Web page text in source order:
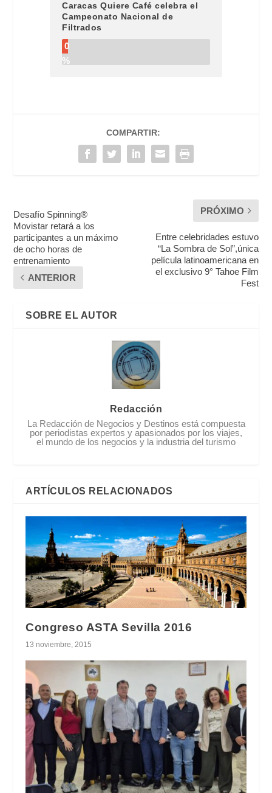
Caracas Quiere Café celebra el
Campeonato Nacional de
Filtrados
0
%
COMPARTIR:
Desafío Spinning®
Movistar retará a los
participantes a un máximo
de ocho horas de
entrenamiento
ANTERIOR
PRÓXIMO
Entre celebridades estuvo
“La Sombra de Sol”,única
película latinoamericana en
el exclusivo 9° Tahoe Film
Fest
SOBRE EL AUTOR
Redacción
La Redacción de Negocios y Destinos está compuesta
por periodistas expertos y apasionados por los viajes,
el mundo de los negocios y la industria del turismo
ARTÍCULOS RELACIONADOS
Congreso ASTA Sevilla 2016
13 noviembre, 2015